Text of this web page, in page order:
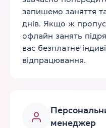
запишемо заняття
днів. Якщо ж
офлайн занять
вас безплатне
відпрацювання.
менеджер